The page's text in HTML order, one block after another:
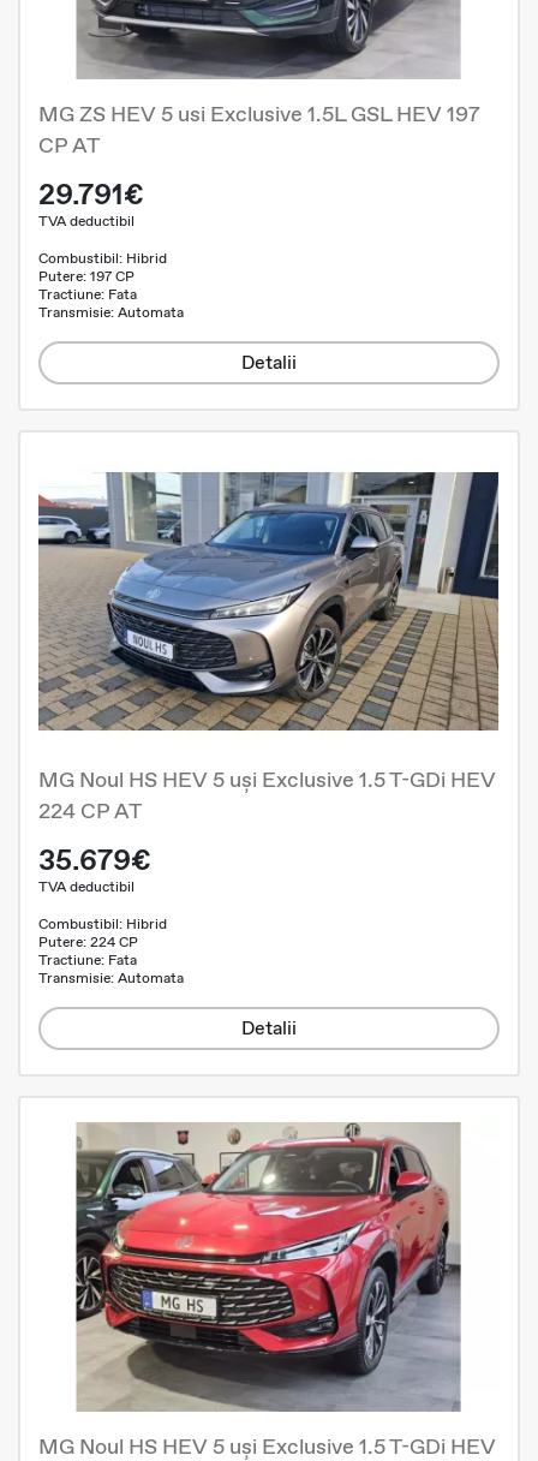
MG ZS HEV 5 usi Exclusive 1.5L GSL HEV 197
CP AT
29.791€
TVA deductibil
Combustibil: Hibrid
Putere: 197 CP
Tractiune: Fata
Transmisie: Automata
Detalii
MG Noul HS HEV 5 uși Exclusive 1.5 T-GDi HEV
224 CP AT
35.679€
TVA deductibil
Combustibil: Hibrid
Putere: 224 CP
Tractiune: Fata
Transmisie: Automata
Detalii
MG Noul HS HEV 5 uși Exclusive 1.5 T-GDi HEV